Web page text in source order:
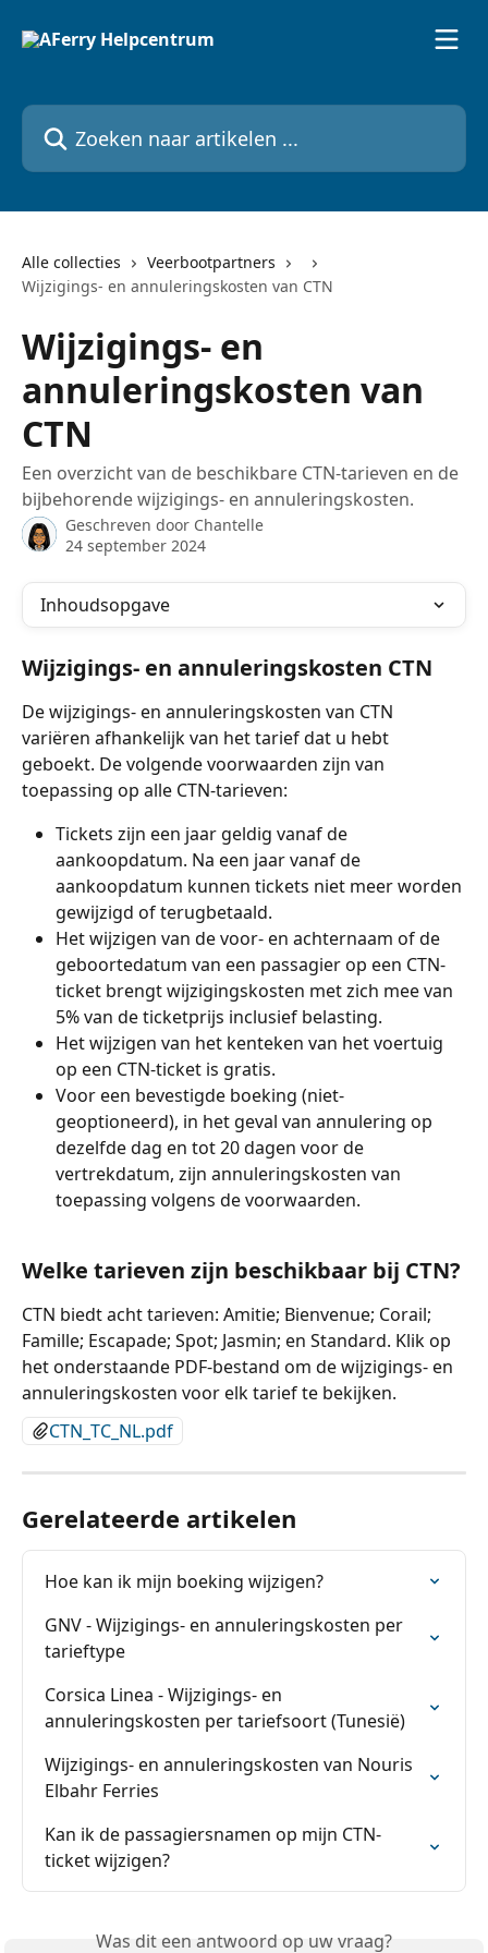
Zoeken naar artikelen ...
Alle collecties
Veerbootpartners
Wijzigings- en annuleringskosten van CTN
Wijzigings- en
annuleringskosten van
CTN
Een overzicht van de beschikbare CTN-tarieven en de
bijbehorende wijzigings- en annuleringskosten.
Geschreven door Chantelle
24 september 2024
Inhoudsopgave
Wijzigings- en annuleringskosten CTN
De wijzigings- en annuleringskosten van CTN
variëren afhankelijk van het tarief dat u hebt
geboekt. De volgende voorwaarden zijn van
toepassing op alle CTN-tarieven:
Tickets zijn een jaar geldig vanaf de
aankoopdatum. Na een jaar vanaf de
aankoopdatum kunnen tickets niet meer worden
gewijzigd of terugbetaald.
Het wijzigen van de voor- en achternaam of de
geboortedatum van een passagier op een CTN-
ticket brengt wijzigingskosten met zich mee van
5% van de ticketprijs inclusief belasting.
Het wijzigen van het kenteken van het voertuig
op een CTN-ticket is gratis.
Voor een bevestigde boeking (niet-
geoptioneerd), in het geval van annulering op
dezelfde dag en tot 20 dagen voor de
vertrekdatum, zijn annuleringskosten van
toepassing volgens de voorwaarden.
Welke tarieven zijn beschikbaar bij CTN?
CTN biedt acht tarieven: Amitie; Bienvenue; Corail;
Famille; Escapade; Spot; Jasmin; en Standard. Klik op
het onderstaande PDF-bestand om de wijzigings- en
annuleringskosten voor elk tarief te bekijken.
CTN_TC_NL.pdf
Gerelateerde artikelen
Hoe kan ik mijn boeking wijzigen?
GNV - Wijzigings- en annuleringskosten per
tarieftype
Corsica Linea - Wijzigings- en
annuleringskosten per tariefsoort (Tunesië)
Wijzigings- en annuleringskosten van Nouris
Elbahr Ferries
Kan ik de passagiersnamen op mijn CTN-
ticket wijzigen?
Was dit een antwoord op uw vraag?